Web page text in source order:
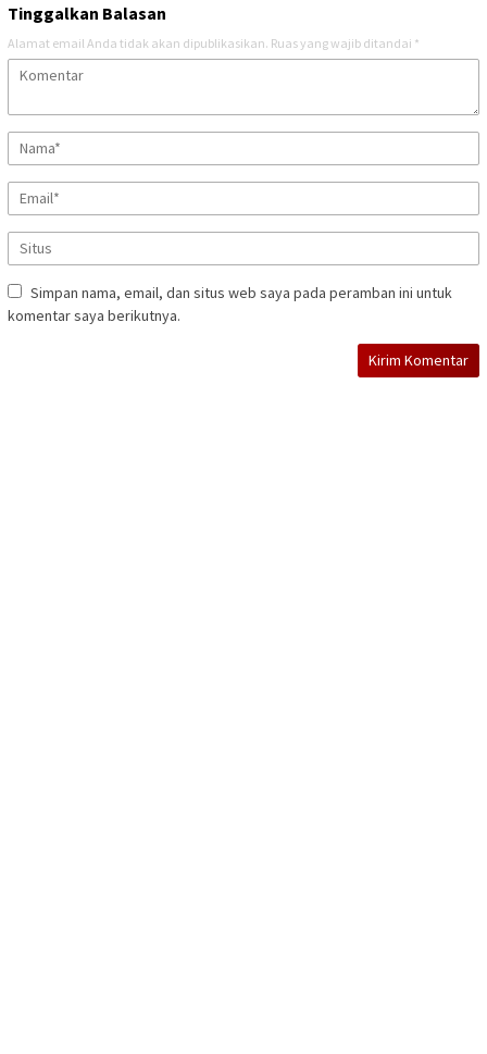
Tinggalkan Balasan
Alamat email Anda tidak akan dipublikasikan. Ruas yang wajib ditandai *
Simpan nama, email, dan situs web saya pada peramban ini untuk
komentar saya berikutnya.